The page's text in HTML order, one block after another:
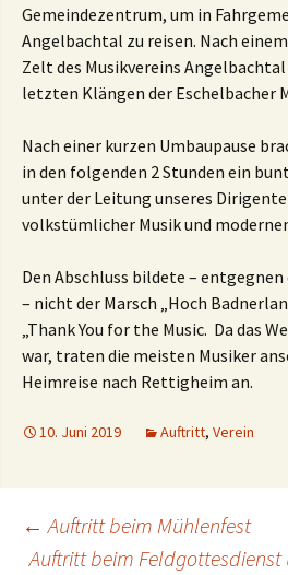
Gemeindezentrum, um in
Angelbachtal zu reisen. Nach
Zelt des Musikvereins
letzten Klängen der Eschelbacher
Nach einer kurzen Umbaupause
in den folgenden 2 Stunden ein
unter der Leitung unseres
volkstümlicher Musik und
Den Abschluss bildete –
– nicht der Marsch „Hoch
„Thank You for the Music. Da das
war, traten die meisten Musiker
Heimreise nach Rettigheim an.
10. Juni 2019 Auftritt, Verein
← Auftritt beim Mühlenfest
Auftritt beim